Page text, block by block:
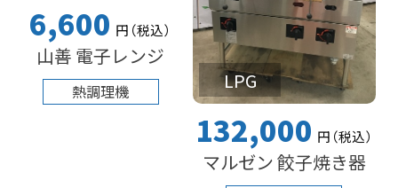
6,600 円（税込）
山善 電子レンジ
熱調理機 LPG
132,000 円（税込）
マルゼン 餃子焼き器